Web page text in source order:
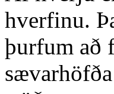
hverfinu.
þurfum að